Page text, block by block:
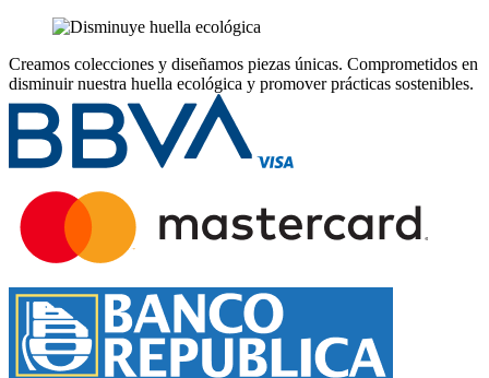
Creamos colecciones y diseñamos piezas únicas. Comprometidos en
disminuir nuestra huella ecológica y promover prácticas sostenibles.